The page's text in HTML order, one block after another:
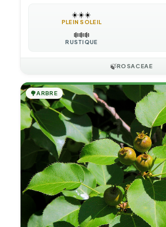
☀️☀️☀️
PLEIN SOLEIL
❄️❄️❄️
RUSTIQUE
🍃ROSACEAE
🌳ARBRE